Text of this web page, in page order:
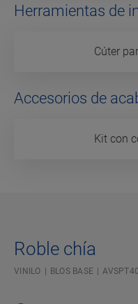
Herramientas de
Cúter
Accesorios de
Kit con
Roble chía
VINILO BLOS BASE